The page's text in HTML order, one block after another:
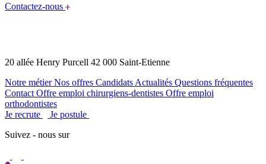
Contactez-nous
20 allée Henry Purcell 42 000 Saint-Etienne
Notre métierNos offres Candidats Actualités Questions fréquentes
Contact Offre emploi chirurgiens-dentistes Offre emploi
orthodontistes
Je recrute
Je postule
Suivez - nous sur